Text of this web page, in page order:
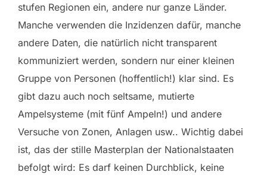
stufen Regionen ein, andere nur ganze Länder.
Manche verwenden die Inzidenzen dafür, manche
andere Daten, die natürlich nicht transparent
kommuniziert werden, sondern nur einer kleinen
Gruppe von Personen (hoffentlich!) klar sind. Es
gibt dazu auch noch seltsame, mutierte
Ampelsysteme (mit fünf Ampeln!) und andere
Versuche von Zonen, Anlagen usw.. Wichtig dabei
ist, das der stille Masterplan der Nationalstaaten
befolgt wird: Es darf keinen Durchblick, keine